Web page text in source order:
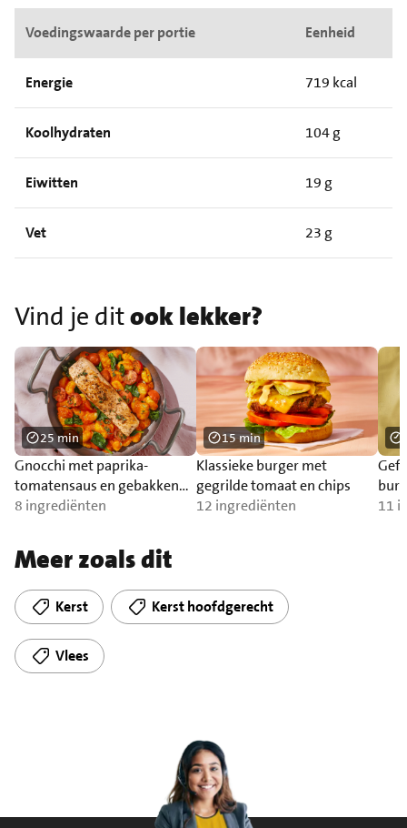
Voedingswaarde per portie Eenheid
Energie 719 kcal
Koolhydraten 104 g
Eiwitten 19 g
Vet 23 g
Vind je ditook lekker?
Gnocchi met paprika-
tomatensaus en gebakken
zalm
8 ingrediënten
25 min
Klassieke burger met
gegrilde tomaat en chips
12 ingrediënten
15 min
11
Meer zoals dit
Kerst Kerst hoofdgerecht
Vlees